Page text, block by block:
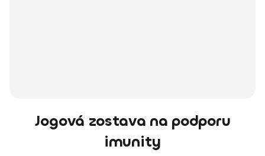
Jogová zostava na podporu
imunity